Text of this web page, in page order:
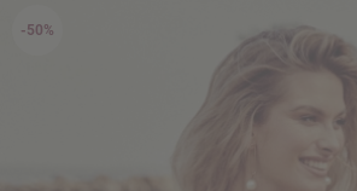
-50%